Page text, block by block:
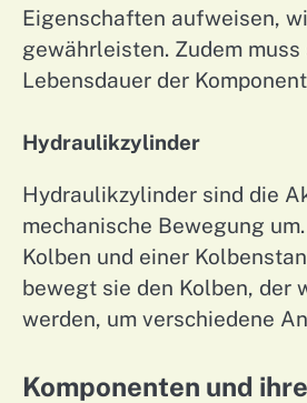
Eigenschaften aufweisen,
gewährleisten. Zudem
Lebensdauer der
Hydraulikzylinder
Hydraulikzylinder sind die
mechanische Bewegung
Kolben und einer
bewegt sie den Kolben, der
werden, um verschiedene
Komponenten und